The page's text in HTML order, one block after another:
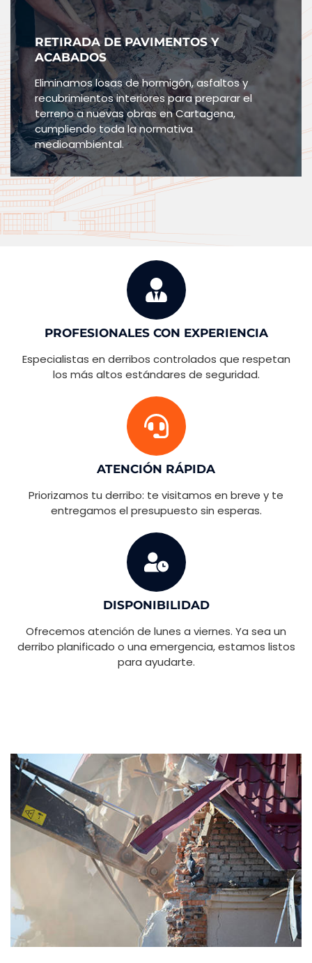
RETIRADA DE PAVIMENTOS Y
ACABADOS
Eliminamos losas de hormigón, asfaltos y
recubrimientos interiores para preparar el
terreno a nuevas obras en Cartagena,
cumpliendo toda la normativa
medioambiental.
PROFESIONALES CON EXPERIENCIA
Especialistas en derribos controlados que respetan
los más altos estándares de seguridad.
ATENCIÓN RÁPIDA
Priorizamos tu derribo: te visitamos en breve y te
entregamos el presupuesto sin esperas.
DISPONIBILIDAD
Ofrecemos atención de lunes a viernes. Ya sea un
derribo planificado o una emergencia, estamos listos
para ayudarte.